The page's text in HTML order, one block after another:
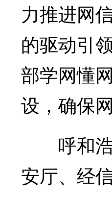
力推进网
的驱动引
部学网懂
设，确保
呼和浩
安厅、经